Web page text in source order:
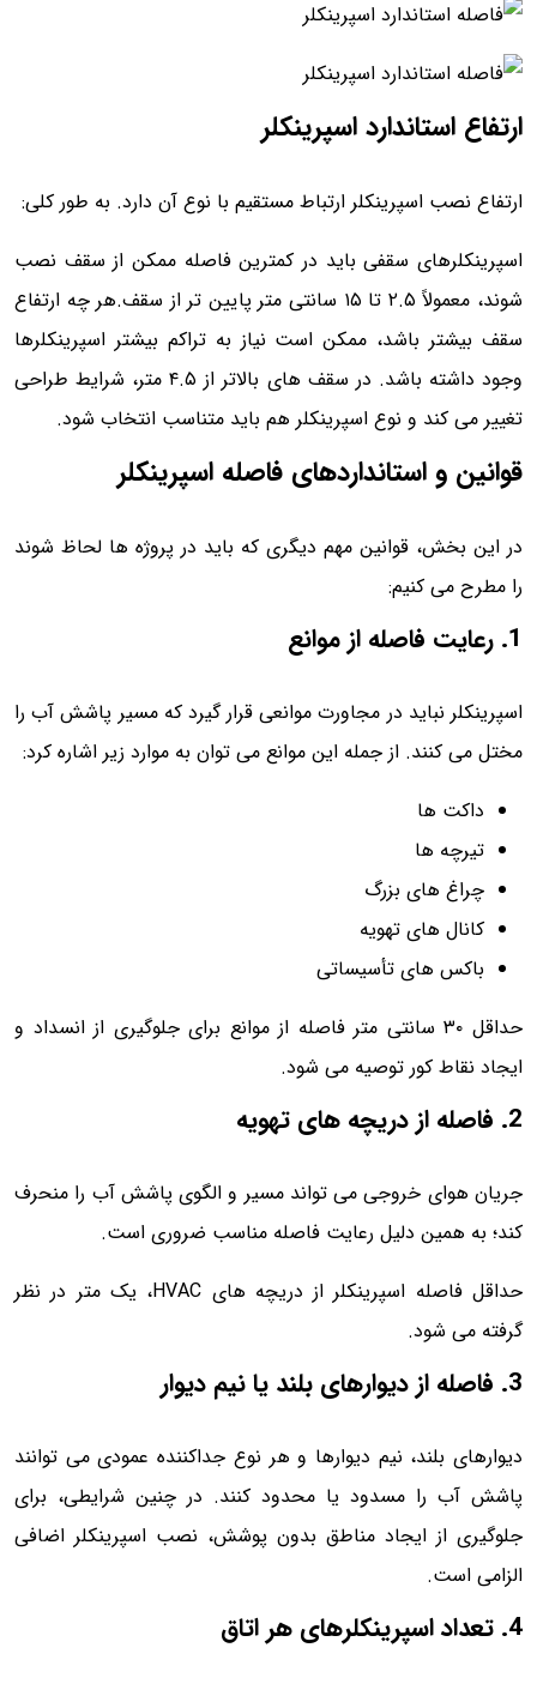
ارتفاع استاندارد اسپرینکلر
ارتفاع نصب اسپرینکلر ارتباط مستقیم با نوع آن دارد. به طور کلی:
اسپرینکلرهای سقفی باید در کمترین فاصله ممکن از سقف نصب
شوند، معمولاً ۲.۵ تا ۱۵ سانتی متر پایین تر از سقف.هر چه ارتفاع
سقف بیشتر باشد، ممکن است نیاز به تراکم بیشتر اسپرینکلرها
وجود داشته باشد. در سقف های بالاتر از ۴.۵ متر، شرایط طراحی
تغییر می کند و نوع اسپرینکلر هم باید متناسب انتخاب شود.
قوانین و استانداردهای فاصله اسپرینکلر
در این بخش، قوانین مهم دیگری که باید در پروژه ها لحاظ شوند
را مطرح می کنیم:
1. رعایت فاصله از موانع
اسپرینکلر نباید در مجاورت موانعی قرار گیرد که مسیر پاشش آب را
مختل می کنند. از جمله این موانع می توان به موارد زیر اشاره کرد:
داکت ها
تیرچه ها
چراغ های بزرگ
کانال های تهویه
باکس های تأسیساتی
حداقل ۳۰ سانتی متر فاصله از موانع برای جلوگیری از انسداد و
ایجاد نقاط کور توصیه می شود.
2. فاصله از دریچه های تهویه
جریان هوای خروجی می تواند مسیر و الگوی پاشش آب را منحرف
کند؛ به همین دلیل رعایت فاصله مناسب ضروری است.
حداقل فاصله اسپرینکلر از دریچه های HVAC، یک متر در نظر
گرفته می شود.
3. فاصله از دیوارهای بلند یا نیم دیوار
دیوارهای بلند، نیم دیوارها و هر نوع جداکننده عمودی می توانند
پاشش آب را مسدود یا محدود کنند. در چنین شرایطی، برای
جلوگیری از ایجاد مناطق بدون پوشش، نصب اسپرینکلر اضافی
الزامی است.
4. تعداد اسپرینکلرهای هر اتاق